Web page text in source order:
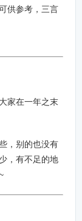
供参考，三言
家在一年之末
，别的也没有
，有不足的地